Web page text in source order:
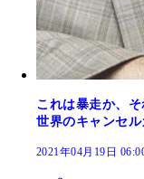
これは暴走か、
世界のキャンセ
2021年04月19日